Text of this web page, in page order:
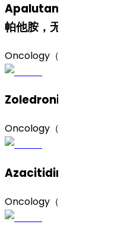
Apalutamide
帕他胺，无定形及 B晶
Oncology（肿瘤）
Zoledronic Acid（唑
Oncology（肿瘤）
Azacitidine（阿扎胞苷
Oncology（肿瘤）